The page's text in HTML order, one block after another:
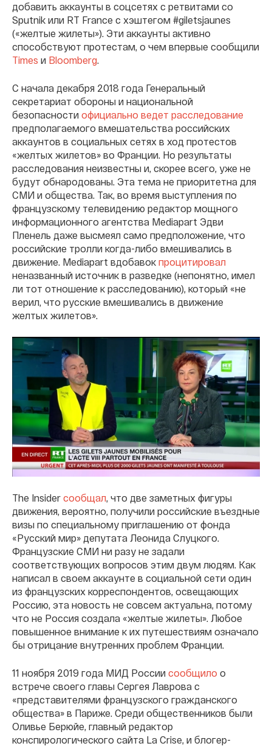
добавить аккаунты в соцсетях с ретвитами со
Sputnik или RT France c хэштегом #giletsjaunes
(«желтые жилеты»). Эти аккаунты активно
способствуют протестам, о чем впервые сообщили
Times и Bloomberg.
С начала декабря 2018 года Генеральный
секретариат обороны и национальной
безопасности официально ведет расследование
предполагаемого вмешательства российских
аккаунтов в социальных сетях в ход протестов
«желтых жилетов» во Франции. Но результаты
расследования неизвестны и, скорее всего, уже не
будут обнародованы. Эта тема не приоритетна для
СМИ и общества. Так, во время выступления по
французскому телевидению редактор мощного
информационного агентства Mediapart Эдви
Пленель даже высмеял само предположение, что
российские тролли когда-либо вмешивались в
движение. Mediapart вдобавок процитировал
неназванный источник в разведке (непонятно, имел
ли тот отношение к расследованию), который «не
верил, что русские вмешивались в движение
желтых жилетов».
The Insider сообщал , что две заметных фигуры
движения, вероятно, получили российские въездные
визы по специальному приглашению от фонда
«Русский мир» депутата Леонида Слуцкого.
Французские СМИ ни разу не задали
соответствующих вопросов этим двум людям. Как
написал в своем аккаунте в социальной сети один
из французских корреспондентов, освещающих
Россию, эта новость не совсем актуальна, потому
что не Россия создала «желтые жилеты». Любое
повышенное внимание к их путешествиям означало
бы отрицание внутренних проблем Франции.
11 ноября 2019 года МИД России сообщило о
встрече своего главы Сергея Лаврова с
«представителями французского гражданского
общества» в Париже. Среди общественников были
Оливье Берюйе, главный редактор
конспирологического сайта La Crise, и блогер-